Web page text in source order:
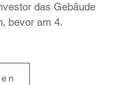
das Gebäude
bevor am 4.